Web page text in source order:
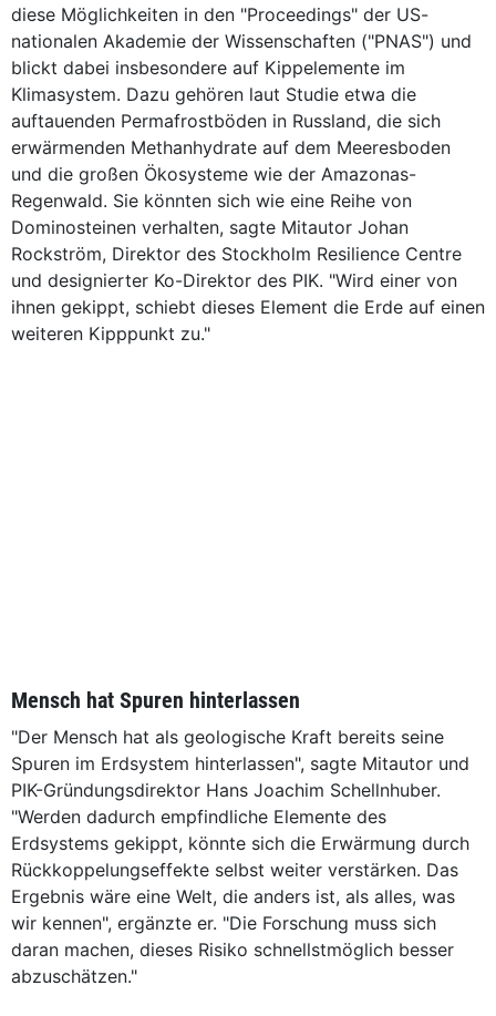
diese Möglichkeiten in den "Proceedings" der US-
nationalen Akademie der Wissenschaften ("PNAS") und
blickt dabei insbesondere auf Kippelemente im
Klimasystem. Dazu gehören laut Studie etwa die
auftauenden Permafrostböden in Russland, die sich
erwärmenden Methanhydrate auf dem Meeresboden
und die großen Ökosysteme wie der Amazonas-
Regenwald. Sie könnten sich wie eine Reihe von
Dominosteinen verhalten, sagte Mitautor Johan
Rockström, Direktor des Stockholm Resilience Centre
und designierter Ko-Direktor des PIK. "Wird einer von
ihnen gekippt, schiebt dieses Element die Erde auf einen
weiteren Kipppunkt zu."
Mensch hat Spuren hinterlassen
"Der Mensch hat als geologische Kraft bereits seine
Spuren im Erdsystem hinterlassen", sagte Mitautor und
PIK-Gründungsdirektor Hans Joachim Schellnhuber.
"Werden dadurch empfindliche Elemente des
Erdsystems gekippt, könnte sich die Erwärmung durch
Rückkoppelungseffekte selbst weiter verstärken. Das
Ergebnis wäre eine Welt, die anders ist, als alles, was
wir kennen", ergänzte er. "Die Forschung muss sich
daran machen, dieses Risiko schnellstmöglich besser
abzuschätzen."